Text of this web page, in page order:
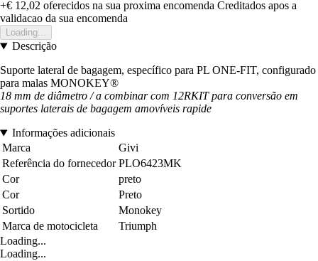
+€ 12,02 oferecidos na sua proxima encomenda Creditados apos a
validacao da sua encomenda
Loading...
Descrição
Suporte lateral de bagagem, específico para PL ONE-FIT, configurado
para malas MONOKEY®
18 mm de diâmetro / a combinar com 12RKIT para conversão em
suportes laterais de bagagem amovíveis rapide
Informações adicionais
Marca
Givi
Referência do fornecedor PLO6423MK
Cor
preto
Cor
Preto
Sortido
Monokey
Marca de motocicleta
Triumph
Loading...
Loading...